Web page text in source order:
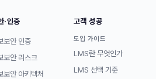
·인증
보안 인증
보안 리스크
보안 아키텍처
고객 성공
도입 가이드
LMS란 무엇인가
LMS 선택 기준